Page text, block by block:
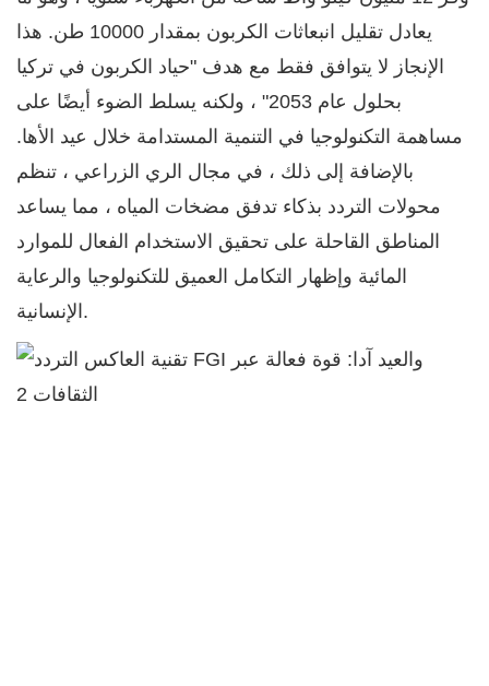
يعادل تقليل انبعاثات الكربون بمقدار 10000 طن. هذا
الإنجاز لا يتوافق فقط مع هدف "حياد الكربون في تركيا
بحلول عام 2053" ، ولكنه يسلط الضوء أيضًا على
مساهمة التكنولوجيا في التنمية المستدامة خلال عيد الأها.
بالإضافة إلى ذلك ، في مجال الري الزراعي ، تنظم
محولات التردد بذكاء تدفق مضخات المياه ، مما يساعد
المناطق القاحلة على تحقيق الاستخدام الفعال للموارد
المائية وإظهار التكامل العميق للتكنولوجيا والرعاية
الإنسانية.